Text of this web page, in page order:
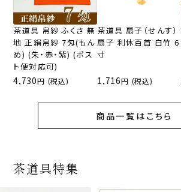
茶道具 帛紗 ふくさ 無
地 正絹帛紗 7匁(もん
め) (朱・赤・紫) (ポス
ト便対応可)
4,730 (税込)
茶道具 扇子（せんす）
扇子 利休百首 白竹 6
寸
1,716 (税込)
商品一覧はこちら
茶道具特集